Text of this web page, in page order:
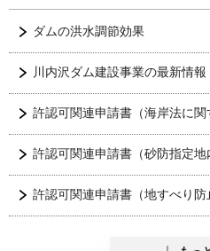
ダムの洪水調節効果
川内沢ダム建設事業の最新情報
許認可関連申請書（海岸法に関
許認可関連申請書（砂防指定地
許認可関連申請書（地すべり防